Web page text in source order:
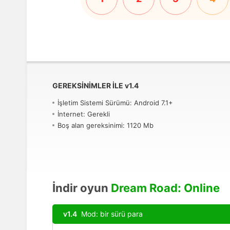
GEREKSINIMLER ILE v1.4
İşletim Sistemi Sürümü: Android 7.1+
İnternet: Gerekli
Boş alan gereksinimi: 1120 Mb
İndir oyun Dream Road: Online
v1.4 Mod: bir sürü para